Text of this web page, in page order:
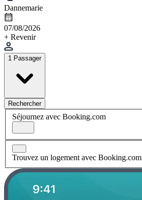
Dannemarie
07/08/2026
+ Revenir
1 Passager
Rechercher
Séjournez avec Booking.com
Trouvez un logement avec Booking.com